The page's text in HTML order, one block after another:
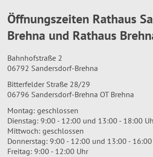
Öffnungszeiten Rathaus
Brehna und Rathaus
Bahnhofstraße 2
06792 Sandersdorf-Brehna
Bitterfelder Straße 28/29
06796 Sandersdorf-Brehna OT Brehna
Montag: geschlossen
Dienstag: 9:00 - 12:00 und 13:00 - 18:00
Mittwoch: geschlossen
Donnerstag: 9:00 - 12:00 und 13:00 -
Freitag: 9:00 - 12:00 Uhr